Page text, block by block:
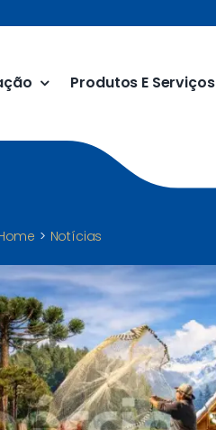
Produtos E Serviços
Notícias